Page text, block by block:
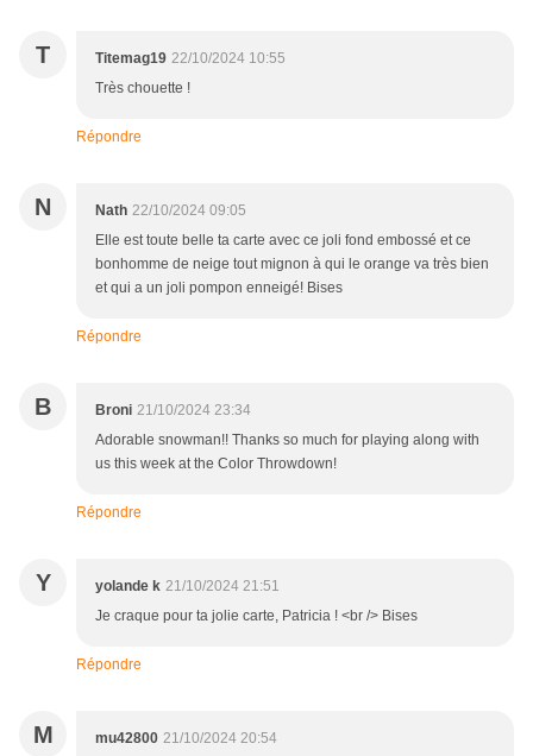
T Titemag19 22/10/2024 10:55
Très chouette !
Répondre
N Nath 22/10/2024 09:05
Elle est toute belle ta carte avec ce joli fond embossé et ce
bonhomme de neige tout mignon à qui le orange va très bien
et qui a un joli pompon enneigé! Bises
Répondre
B Broni 21/10/2024 23:34
Adorable snowman!! Thanks so much for playing along with
us this week at the Color Throwdown!
Répondre
Y yolande k 21/10/2024 21:51
Je craque pour ta jolie carte, Patricia ! <br /> Bises
Répondre
M mu42800 21/10/2024 20:54